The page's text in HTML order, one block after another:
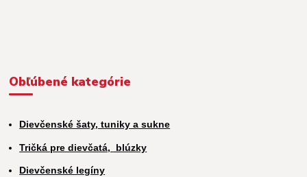
Obľúbené kategórie
Dievčenské šaty, tuniky a sukne
Tričká pre dievčatá, blúzky
Dievčenské legíny